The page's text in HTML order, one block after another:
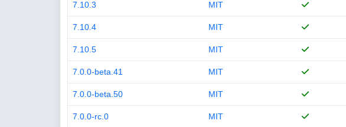
7.10.3 MIT
7.10.4 MIT
7.10.5 MIT
7.0.0-beta.41 MIT
7.0.0-beta.50 MIT
7.0.0-rc.0 MIT